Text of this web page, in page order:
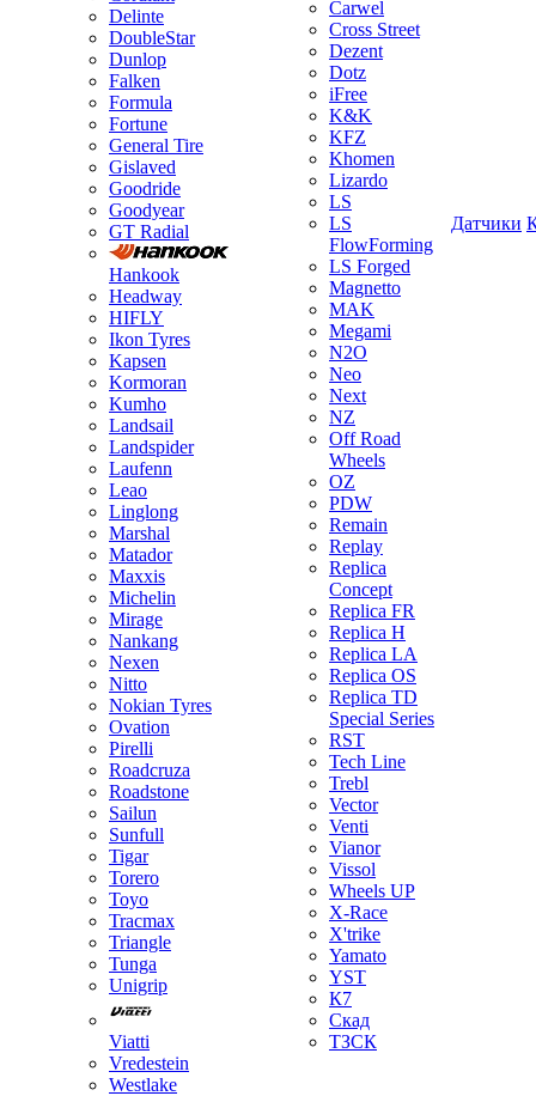
Delinte
DoubleStar
Dunlop
Falken
Formula
Fortune
General Tire
Gislaved
Goodride
Goodyear
GT Radial
Hankook
Headway
HIFLY
Ikon Tyres
Kapsen
Kormoran
Kumho
Landsail
Landspider
Laufenn
Leao
Linglong
Marshal
Matador
Maxxis
Michelin
Mirage
Nankang
Nexen
Nitto
Nokian Tyres
Ovation
Pirelli
Roadcruza
Roadstone
Sailun
Sunfull
Tigar
Torero
Toyo
Tracmax
Triangle
Tunga
Unigrip
Viatti
Vredestein
Westlake
Carwel
Cross Street
Dezent
Dotz
iFree
K&K
KFZ
Khomen
Lizardo
LS
LS
FlowForming
LS Forged
Magnetto
MAK
Megami
N2O
Neo
Next
NZ
Off Road
Wheels
OZ
PDW
Remain
Replay
Replica
Concept
Replica FR
Replica H
Replica LA
Replica OS
Replica TD
Special Series
RST
Tech Line
Trebl
Vector
Venti
Vianor
Vissol
Wheels UP
X-Race
X'trike
Yamato
YST
К7
Скад
ТЗСК
Датчики